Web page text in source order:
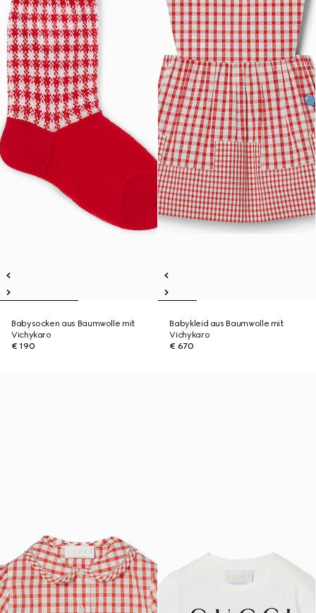
Babysocken aus Baumwolle mit
Vichykaro
€ 190
Babykleid aus Baumwolle mit
Vichykaro
€ 670